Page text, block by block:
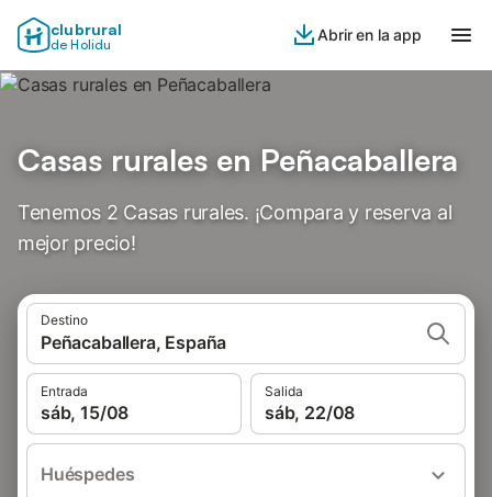
clubrural
de Holidu
Abrir en la app
Casas rurales en Peñacaballera
Tenemos 2 Casas rurales. ¡Compara y reserva al
mejor precio!
Destino
Peñacaballera, España
Entrada
sáb, 15/08
Salida
sáb, 22/08
Huéspedes